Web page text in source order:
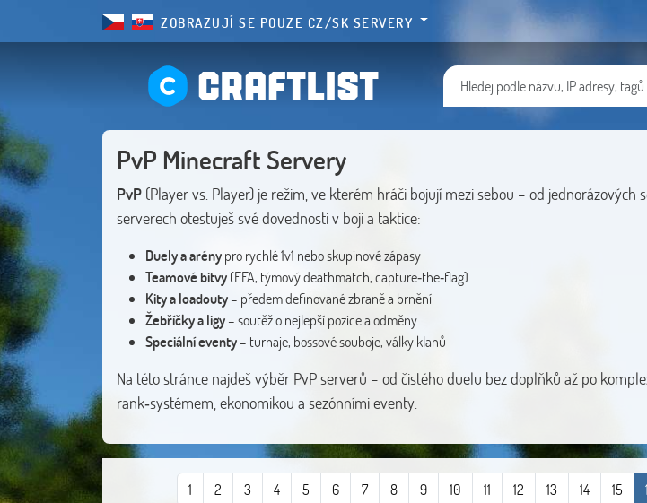
ZOBRAZUJÍ SE POUZE CZ/SK SERVERY
CRAFTLIST
PvP Minecraft Servery
PvP (Player vs. Player) je režim, ve kterém hráči bojují mezi sebou – od jednorázových
serverech otestuješ své dovednosti v boji a taktice:
Duely a arénypro rychlé 1v1 nebo skupinové zápasy
Teamové bitvy(FFA, týmový deathmatch, capture‑the‑flag)
Kity a loadouty– předem definované zbraně a brnění
Žebříčky a ligy– soutěž o nejlepší pozice a odměny
Speciální eventy– turnaje, bossové souboje, války klanů
Na této stránce najdeš výběr PvP serverů – od čistého duelu bez doplňků až po
rank‑systémem, ekonomikou a sezónními eventy.
1 2 3 4 5 6 7 8 9 10 11 12 13 14 15